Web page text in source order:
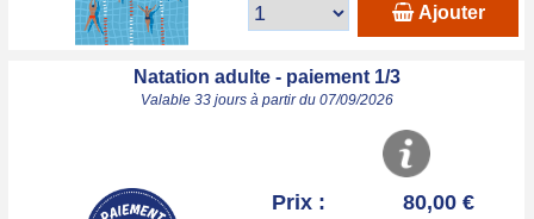
Ajouter
Natation adulte - paiement 1/3
Valable 33 jours à partir du 07/09/2026
Prix : 80,00 €